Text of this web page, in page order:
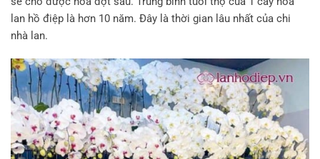
lan hồ điệp là hơn 10 năm. Đây là thời gian lâu nhất của chi
nhà lan.